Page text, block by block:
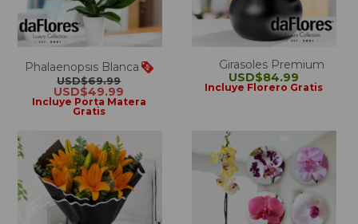
Phalaenopsis Blanca
USD$69.99
USD$49.99
Incluye Porta Matera
Gratis
Girasoles Premium
USD$84.99
Incluye Florero Gratis